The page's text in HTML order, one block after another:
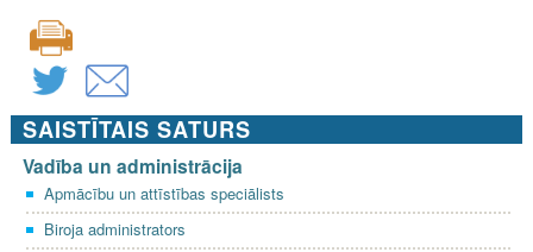
SAISTĪTAIS SATURS
Vadība un administrācija
Apmācību un attīstības speciālists
Biroja administrators